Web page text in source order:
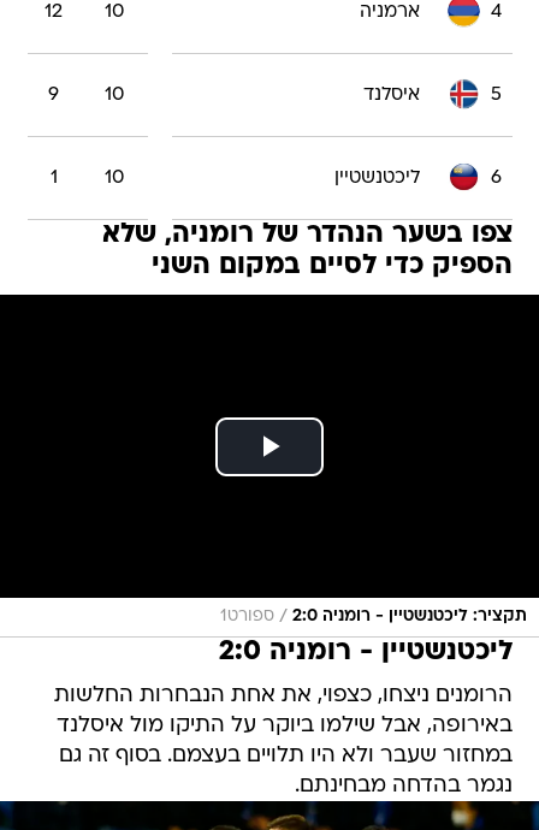
4 ארמניה 10
12
5 איסלנד 10
9
6 ליכטנשטיין 10
1
צפו בשער הנהדר של רומניה, שלא
הספיק כדי לסיים במקום השני
תקציר: ליכטנשטיין - רומניה 2:0 / ספורט1
ליכטנשטיין - רומניה 2:0
הרומנים ניצחו, כצפוי, את אחת הנבחרות החלשות
באירופה, אבל שילמו ביוקר על התיקו מול איסלנד
במחזור שעבר ולא היו תלויים בעצמם. בסוף זה גם
נגמר בהדחה מבחינתם.